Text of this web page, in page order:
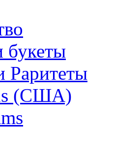
букеты
Раритеты
(США)